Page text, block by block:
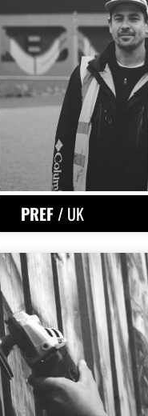
PREF/ UK